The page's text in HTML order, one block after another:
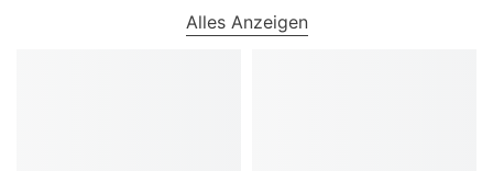
Alles Anzeigen